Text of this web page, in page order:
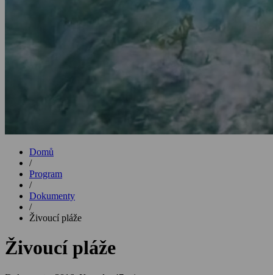
Domů
/
Program
/
Dokumenty
/
Živoucí pláže
Živoucí pláže